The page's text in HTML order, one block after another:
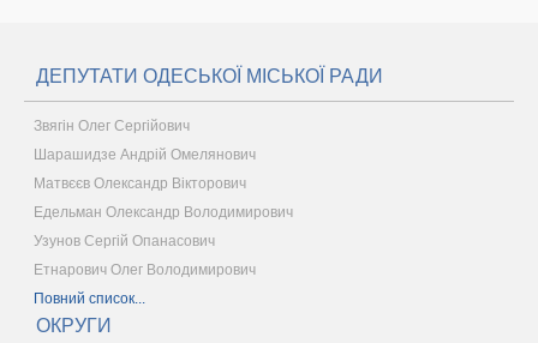
ДЕПУТАТИ ОДЕСЬКОЇ МІСЬКОЇ РАДИ
Звягін Олег Сергійович
Шарашидзе Андрій Омелянович
Матвєєв Олександр Вікторович
Едельман Олександр Володимирович
Узунов Сергій Опанасович
Етнарович Олег Володимирович
Повний список...
ОКРУГИ